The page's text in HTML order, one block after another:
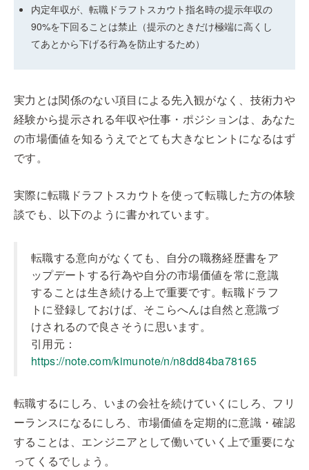
内定年収が、転職ドラフトスカウト指名時の提示年収の
90%を下回ることは禁止（提示のときだけ極端に高くし
てあとから下げる行為を防止するため）
実力とは関係のない項目による先入観がなく、技術力や
経験から提示される年収や仕事・ポジションは、あなた
の市場価値を知るうえでとても大きなヒントになるはず
です。
実際に転職ドラフトスカウトを使って転職した方の体験
談でも、以下のように書かれています。
転職する意向がなくても、自分の職務経歴書をア
ップデートする行為や自分の市場価値を常に意識
することは生き続ける上で重要です。転職ドラフ
トに登録しておけば、そこらへんは自然と意識づ
けされるので良さそうに思います。
引用元：
https://note.com/kimunote/n/n8dd84ba78165
転職するにしろ、いまの会社を続けていくにしろ、フリ
ーランスになるにしろ、市場価値を定期的に意識・確認
することは、エンジニアとして働いていく上で重要にな
ってくるでしょう。